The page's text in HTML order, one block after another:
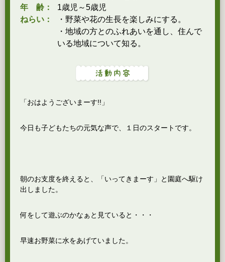
年 齢：
1歳児～5歳児
ねらい：
・野菜や花の生長を楽しみにする。
・地域の方とのふれあいを通し、住んで
いる地域について知る。
「おはようございまーす!!」
今日も子どもたちの元気な声で、１日のスタートです。
朝のお支度を終えると、「いってきまーす」と園庭へ駆け
出しました。
何をして遊ぶのかなぁと見ていると・・・
早速お野菜に水をあげていました。